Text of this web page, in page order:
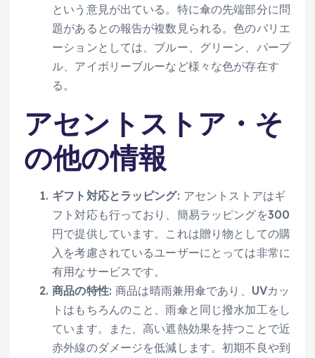
という意見が出ている。特に傘の先端部分に問
題があるとの報告が複数見られる。色のバリエ
ーションとしては、ブルー、グリーン、パープ
ル、アイボリーブルーなど様々な色が存在す
る。
アセントストア・そ
の他の情報
ギフト対応とラッピング: アセントストアはギ
フト対応も行っており、簡易ラッピングを300
円で提供しています。これは贈り物としての購
入を考慮されているユーザーにとっては非常に
有用なサービスです。
商品の特性: 商品は晴雨兼用傘であり、UVカッ
トはもちろんのこと、雨傘と同じ撥水加工をし
ています。また、高い遮熱効果を持つことで近
赤外線のダメージを低減します。初期不良や到